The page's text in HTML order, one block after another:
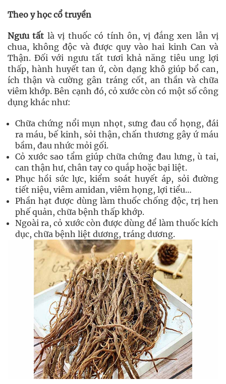
Theo y học cổ truyền
Ngưu tất là vị thuốc có tính ôn, vị đắng xen lẫn vị
chua, không độc và được quy vào hai kinh Can và
Thận. Đối với ngưu tất tươi khả năng tiêu ung lợi
thấp, hành huyết tan ứ, còn dạng khô giúp bổ can,
ích thận và cường gân tráng cốt, an thần và chữa
viêm khớp. Bên cạnh đó, cỏ xước còn có một số công
dụng khác như:
Chữa chứng nổi mụn nhọt, sưng đau cổ họng, đái
ra máu, bế kinh, sỏi thận, chấn thương gây ứ máu
bầm, đau nhức mỏi gối.
Cỏ xước sao tẩm giúp chữa chứng đau lưng, ù tai,
can thận hư, chân tay co quắp hoặc bại liệt.
Phục hồi sức lực, kiểm soát huyết áp, sỏi đường
tiết niệu, viêm amidan, viêm họng, lợi tiểu…
Phần hạt được dùng làm thuốc chống độc, trị hen
phế quản, chữa bệnh thấp khớp.
Ngoài ra, cỏ xước còn được dùng để làm thuốc kích
dục, chữa bệnh liệt dương, tráng dương.